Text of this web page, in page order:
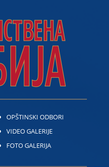
OPŠTINSKI ODBORI
VIDEO GALERIJE
FOTO GALERIJA